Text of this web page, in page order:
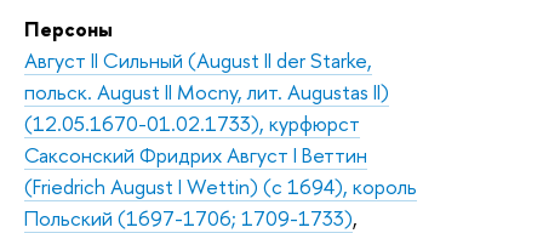
Персоны
Август II Сильный (August II der Starke,
польск. August II Mocny, лит. Augustas II)
(12.05.1670-01.02.1733), курфюрст
Саксонский Фридрих Август I Веттин
(Friedrich August I Wettin) (с 1694), король
Польский (1697-1706; 1709-1733),